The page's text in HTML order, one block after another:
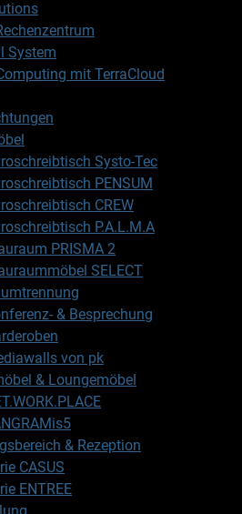
System
mit TerraCloud
Systo-Tec
PENSUM
CREW
P.A.L.M.A
PRISMA 2
SELECT
& Besprechung
von pk
& Loungemöbel
& Rezeption
CASUS
ENTREE